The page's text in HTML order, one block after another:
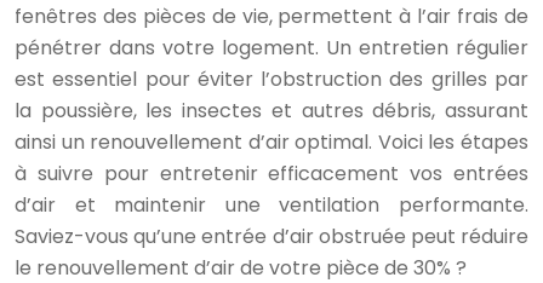
fenêtres des pièces de vie, permettent à l’air frais de
pénétrer dans votre logement. Un entretien régulier
est essentiel pour éviter l’obstruction des grilles par
la poussière, les insectes et autres débris, assurant
ainsi un renouvellement d’air optimal. Voici les étapes
à suivre pour entretenir efficacement vos entrées
d’air et maintenir une ventilation performante.
Saviez-vous qu’une entrée d’air obstruée peut réduire
le renouvellement d’air de votre pièce de 30% ?